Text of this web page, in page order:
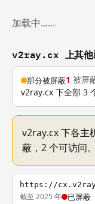
加载中……
v2ray.cx 上其他
部分被屏蔽1 被屏
v2ray.cx 下全部 3
v2ray.cx 下各主
蔽，2 个可访问。
https://
截至 2025 年 已屏蔽